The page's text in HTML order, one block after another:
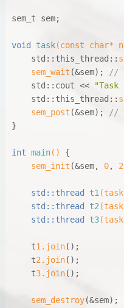
sem_t sem;
void task(const char*
    std::this_thread::
sem_wait (&sem);
//
    std::cout <<
"Task
    std::this_thread::
sem_post (&sem);
//
}
int main()
{
sem_init (&sem, 0, 2
std::thread t1
std::thread t2
std::thread t3
    t
1. join();
    t
2. join();
    t
3. join();
sem_destroy(&sem);